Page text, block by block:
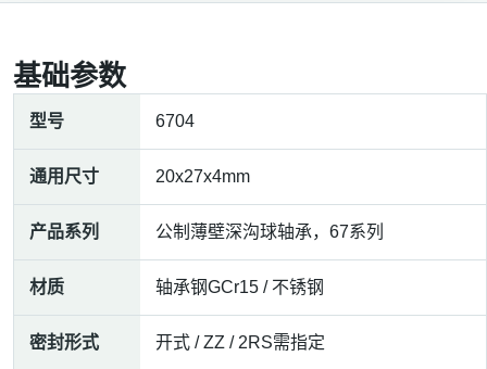
基础参数
型号 6704
通用尺寸 20x27x4mm
产品系列 公制薄壁深沟球轴承，67系列
材质 轴承钢GCr15 / 不锈钢
密封形式 开式 / ZZ / 2RS需指定